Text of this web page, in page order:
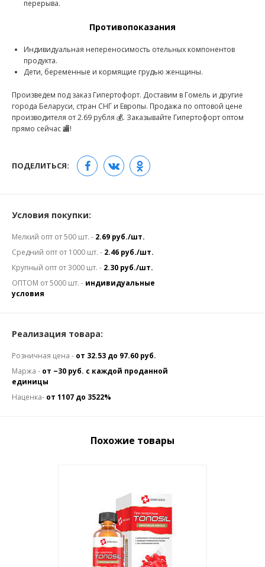
перерыва.
Противопоказания
Индивидуальная непереносимость отельных компонентов
продукта.
Дети, беременные и кормящие грудью женщины.
Произведем под заказ Гипертофорт. Доставим в Гомель и другие
города Беларуси, стран СНГ и Европы. Продажа по оптовой цене
производителя от 2.69 рубля 💰. Заказывайте Гипертофорт оптом
прямо сейчас 🏬!
ПОДЕЛИТЬСЯ:
Условия покупки:
Мелкий опт от 500 шт. - 2.69 руб./шт.
Средний опт от 1000 шт. - 2.46 руб./шт.
Крупный опт от 3000 шт. - 2.30 руб./шт.
ОПТОМ от 5000 шт. - индивидуальные
условия
Реализация товара:
Розничная цена - от 32.53 до 97.60 руб.
Маржа - от ~30 руб. с каждой проданной
единицы
Наценка- от 1107 до 3522%
Похожие товары